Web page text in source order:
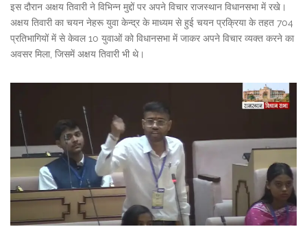
इस दौरान अक्षय तिवारी ने विभिन्न मुद्दों पर अपने विचार राजस्थान विधानसभा में रखे।
अक्षय तिवारी का चयन नेहरू युवा केन्द्र के माध्यम से हुई चयन प्रक्रिया के तहत 704
प्रतिभागियों में से केवल 10 युवाओं को विधानसभा में जाकर अपने विचार व्यक्त करने का
अवसर मिला, जिसमें अक्षय तिवारी भी थे।